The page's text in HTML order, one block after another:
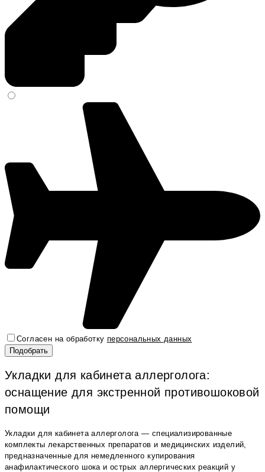
Согласен на обработку персональных данных
Укладки для кабинета аллерголога:
оснащение для экстренной противошоковой
помощи
Укладки для кабинета аллерголога — специализированные
комплекты лекарственных препаратов и медицинских изделий,
предназначенные для немедленного купирования
анафилактического шока и острых аллергических реакций у